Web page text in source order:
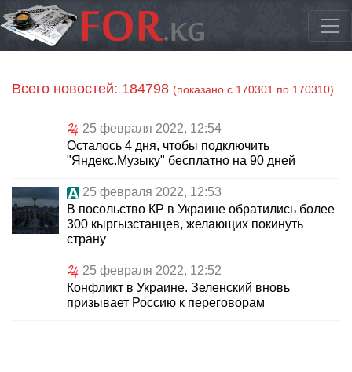
Всего новостей: 184798 (показано с 170301 по 170310)
25 февраля 2022, 12:54
Осталось 4 дня, чтобы подключить
"Яндекс.Музыку" бесплатно на 90 дней
25 февраля 2022, 12:53
В посольство КР в Украине обратились более
300 кыргызстанцев, желающих покинуть
страну
25 февраля 2022, 12:52
Конфликт в Украине. Зеленский вновь
призывает Россию к переговорам